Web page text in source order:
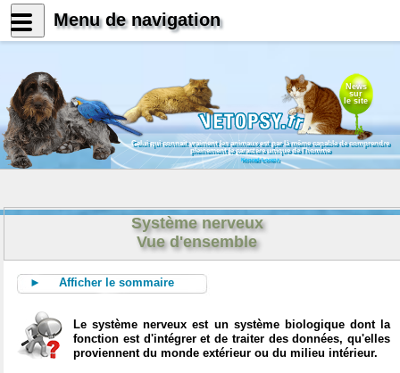
News
sur
le site
Celui qui connait vraiment les animaux est par là même capable de comprendre
pleinement le caractère unique de l'homme
Konrad Lorenz
Système nerveux
Vue d'ensemble
► Afficher le sommaire
Le système nerveux est un système biologique dont la
fonction est d'intégrer et de traiter des données, qu'elles
proviennent du monde extérieur ou du milieu intérieur.
Menu de navigation